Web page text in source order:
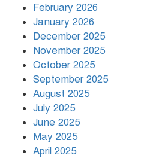
বৃষ্টি
February 2026
January 2026
December 2025
November 2025
October 2025
September 2025
August 2025
July 2025
June 2025
May 2025
April 2025